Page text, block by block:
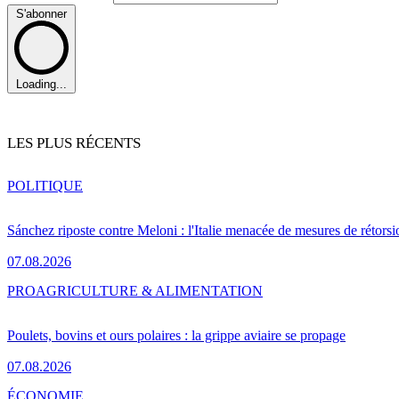
S'abonner
Loading...
LES PLUS RÉCENTS
Sánchez riposte contre Meloni : l'Italie menacée de mesures de
07.08.2026
POLITIQUE
Poulets, bovins et ours polaires : la grippe aviaire se propage
07.08.2026
PROAGRICULTURE & ALIMENTATION